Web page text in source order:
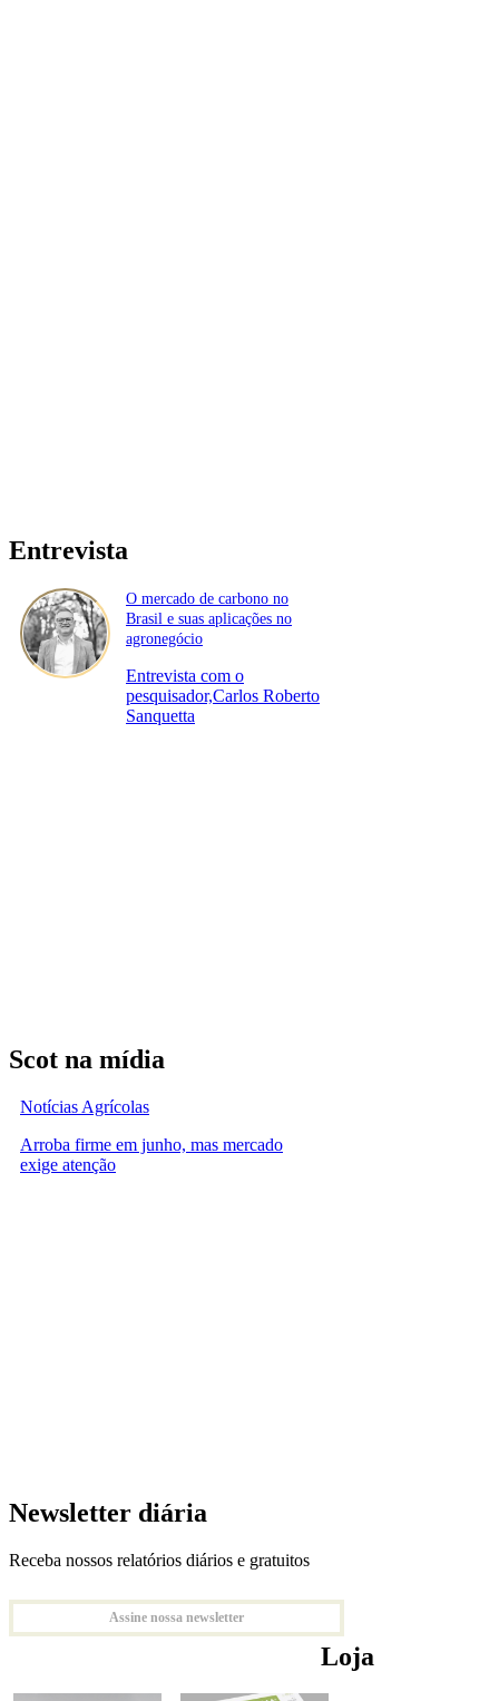
Entrevista
O mercado de carbono no
Brasil e suas aplicações no
agronegócio
Entrevista com o
pesquisador,Carlos Roberto
Sanquetta
Scot na mídia
Notícias Agrícolas
Arroba firme em junho, mas mercado
exige atenção
Newsletter diária
Receba nossos relatórios diários e gratuitos
Assine nossa newsletter
Loja